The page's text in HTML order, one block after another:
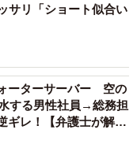
サリ「ショート似合い
ーターサーバー 空の
する男性社員→総務担
ギレ！【弁護士が解